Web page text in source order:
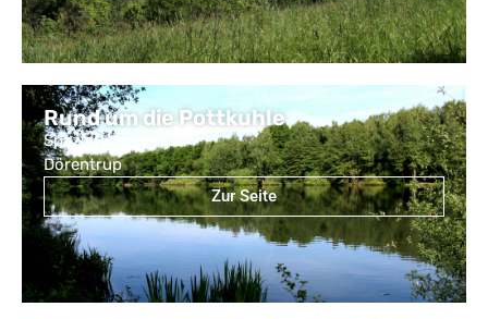
Rund um die Pottkuhle
Spazierwege
Dörentrup
Zur Seite